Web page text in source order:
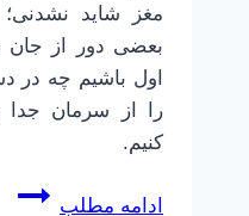
مغز شاید
بعضی دور از
اول باشیم چه در
را از سرمان
کنیم.
ادامه مطلب
ده